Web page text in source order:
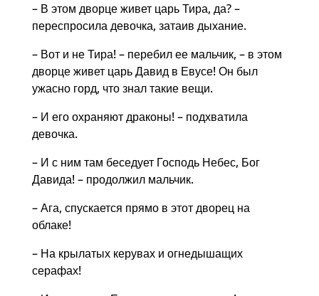
– В этом дворце живет царь Тира, да? –
переспросила девочка, затаив дыхание.
– Вот и не Тира! – перебил ее мальчик, – в этом
дворце живет царь Давид в Евусе! Он был
ужасно горд, что знал такие вещи.
– И его охраняют драконы! – подхватила
девочка.
– И с ним там беседует Господь Небес, Бог
Давида! – продолжил мальчик.
– Ага, спускается прямо в этот дворец на
облаке!
– На крылатых керувах и огнедышащих
серафах!